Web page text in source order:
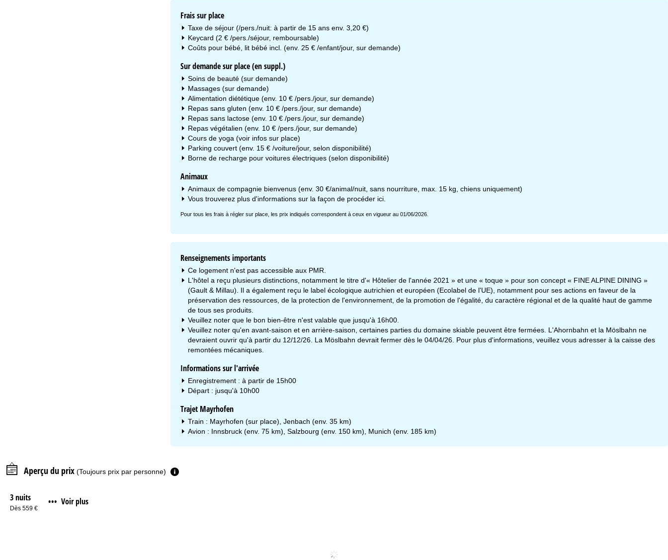
Frais sur place
Taxe de séjour (/pers./nuit: à partir de 15 ans env. 3,20 €)
Keycard (2 € /pers./séjour, remboursable)
Coûts pour bébé, lit bébé incl. (env. 25 € /enfant/jour, sur demande)
Sur demande sur place (en suppl.)
Soins de beauté (sur demande)
Massages (sur demande)
Alimentation diététique (env. 10 € /pers./jour, sur demande)
Repas sans gluten (env. 10 € /pers./jour, sur demande)
Repas sans lactose (env. 10 € /pers./jour, sur demande)
Repas végétalien (env. 10 € /pers./jour, sur demande)
Cours de yoga (voir infos sur place)
Parking couvert (env. 15 € /voiture/jour, selon disponibilité)
Borne de recharge pour voitures électriques (selon disponibilité)
Animaux
Animaux de compagnie bienvenus (env. 30 €/animal/nuit, sans nourriture, max. 15 kg, chiens uniquement)
Vous trouverez plus d'informations sur la façon de procéder ici.
Pour tous les frais à régler sur place, les prix indiqués correspondent à ceux en vigueur au 01/06/2026.
Renseignements importants
Ce logement n'est pas accessible aux PMR.
L'hôtel a reçu plusieurs distinctions, notamment le titre d'« Hôtelier de l'année 2021 » et une « toque » pour son concept « FINE ALPINE DINING »
(Gault & Millau). Il a également reçu le label écologique autrichien et européen (Ecolabel de l'UE), notamment pour ses actions en faveur de la
préservation des ressources, de la protection de l'environnement, de la promotion de l'égalité, du caractère régional et de la qualité haut de gamme
de tous ses produits.
Veuillez noter que le bon bien-être n'est valable que jusqu'à 16h00.
Veuillez noter qu'en avant-saison et en arrière-saison, certaines parties du domaine skiable peuvent être fermées. L'Ahornbahn et la Möslbahn ne
devraient ouvrir qu'à partir du 12/12/26. La Möslbahn devrait fermer dès le 04/04/26. Pour plus d'informations, veuillez vous adresser à la caisse des
remontées mécaniques.
Informations sur l'arrivée
Enregistrement : à partir de 15h00
Départ : jusqu'à 10h00
Trajet Mayrhofen
Train : Mayrhofen (sur place), Jenbach (env. 35 km)
Avion : Innsbruck (env. 75 km), Salzbourg (env. 150 km), Munich (env. 185 km)
Aperçu du prix (Toujours prix par personne)
3 nuits
Dès 559 €
••• Voir plus